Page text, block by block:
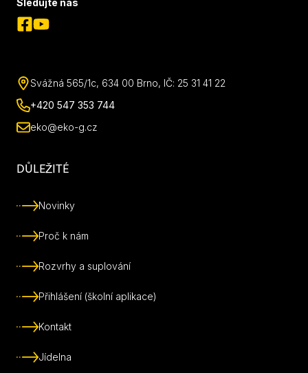
Sledujte nás
Svážná 565/1c, 634 00 Brno, IČ: 25 31 41 22
+420 547 353 744
eko@eko-g.cz
DŮLEŽITÉ
Novinky
Proč k nám
Rozvrhy a suplování
Přihlášení (školní aplikace)
Kontakt
Jídelna